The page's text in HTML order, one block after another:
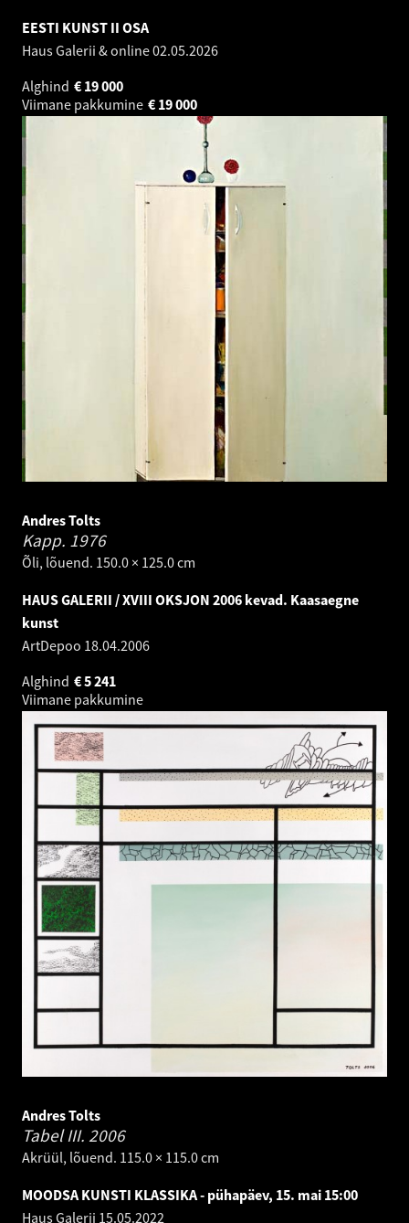
EESTI KUNST II OSA
Haus Galerii & online02.05.2026
Alghind
19 000
€
Viimane pakkumine
19 000
€
Andres Tolts
Kapp. 1976
Õli, lõuend. 150.0 × 125.0 cm
HAUS GALERII / XVIII OKSJON 2006 kevad. Kaasaegne
kunst
ArtDepoo 18.04.2006
Alghind
5 241
€
Viimane pakkumine
Andres Tolts
Tabel III. 2006
Akrüül, lõuend. 115.0 × 115.0 cm
MOODSA KUNSTI KLASSIKA - pühapäev, 15. mai 15:00
Haus Galerii 15.05.2022